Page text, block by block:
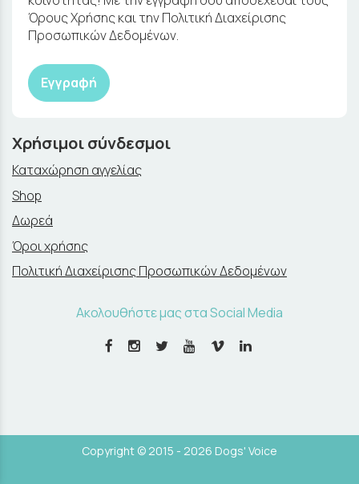
Όρους Χρήσης και την Πολιτική Διαχείρισης
Προσωπικών Δεδομένων.
Εγγραφή
Χρήσιμοι σύνδεσμοι
Καταχώρηση αγγελίας
Shop
Δωρεά
Όροι χρήσης
Πολιτική Διαχείρισης Προσωπικών Δεδομένων
Ακολουθήστε μας στα Social Media
Copyright © 2015 - 2026 Dogs' Voice